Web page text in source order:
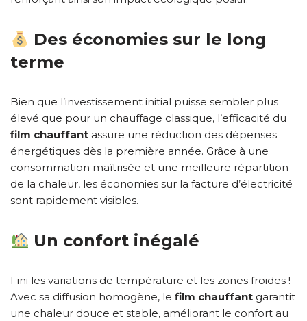
Des économies sur le long
terme
Bien que l’investissement initial puisse sembler plus
élevé que pour un chauffage classique, l’efficacité du
film chauffant assure une réduction des dépenses
énergétiques dès la première année. Grâce à une
consommation maîtrisée et une meilleure répartition
de la chaleur, les économies sur la facture d’électricité
sont rapidement visibles.
Un confort inégalé
Fini les variations de température et les zones froides !
Avec sa diffusion homogène, le film chauffant garantit
une chaleur douce et stable, améliorant le confort au